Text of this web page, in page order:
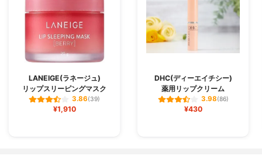
LANEIGE(ラネージュ)
リップスリーピングマスク
3.86(39)
¥1,910
DHC(ディーエイチシー)
薬用リップクリーム
3.98(86)
¥430